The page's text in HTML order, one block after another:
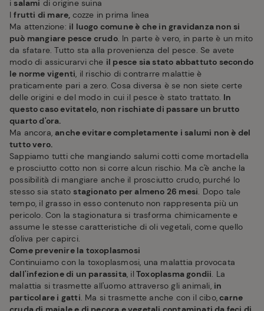
i salami di origine suina
Ifrutti di mare, cozze in prima linea
Ma attenzione: il luogo comune è che in gravidanza non si
può mangiare pesce crudo. In parte è vero, in parte è un mito
da sfatare. Tutto sta alla provenienza del pesce. Se avete
modo di assicurarvi che il pesce sia stato abbattuto secondo
le norme vigenti, il rischio di contrarre malattie è
praticamente pari a zero. Cosa diversa è se non siete certe
delle origini e del modo in cui il pesce è stato trattato. In
questo caso evitatelo, non rischiate di passare un brutto
quarto d'ora.
Ma ancora,anche evitare completamente i salumi non è del
tutto vero.
Sappiamo tutti che mangiando salumi cotti come mortadella
e prosciutto cotto non si corre alcun rischio. Ma c'è anche la
possibilità di mangiare anche il prosciutto crudo, purché lo
stesso sia stato stagionato per almeno 26 mesi. Dopo tale
tempo, il grasso in esso contenuto non rappresenta più un
pericolo. Con la stagionatura si trasforma chimicamente e
assume le stesse caratteristiche di oli vegetali, come quello
d'oliva per capirci.
Come prevenire la toxoplasmosi
Continuiamo con la toxoplasmosi, una malattia provocata
dall'infezione di un parassita, il Toxoplasma gondii. La
malattia si trasmette all'uomo attraverso gli animali, in
particolare i gatti. Ma si trasmette anche con il cibo,carne